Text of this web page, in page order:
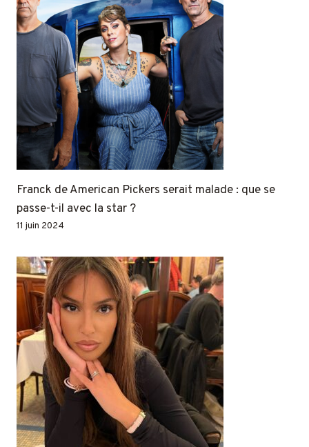
Franck de American Pickers serait malade : que se
passe-t-il avec la star ?
11 juin 2024